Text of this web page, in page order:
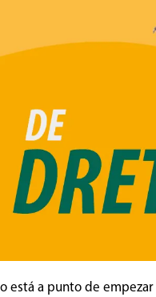
está a punto de